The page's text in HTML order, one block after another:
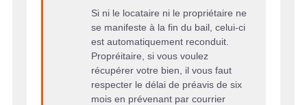
Si ni le locataire ni le propriétaire ne
se manifeste à la fin du bail, celui-ci
est automatiquement reconduit.
Propréitaire, si vous voulez
récupérer votre bien, il vous faut
respecter le délai de préavis de six
mois en prévenant par courrier